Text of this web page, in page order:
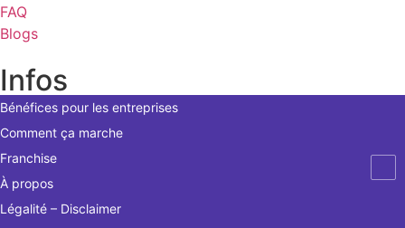
FAQ
Blogs
Infos
Bénéfices pour les entreprises
Comment ça marche
Franchise
À propos
Légalité – Disclaimer